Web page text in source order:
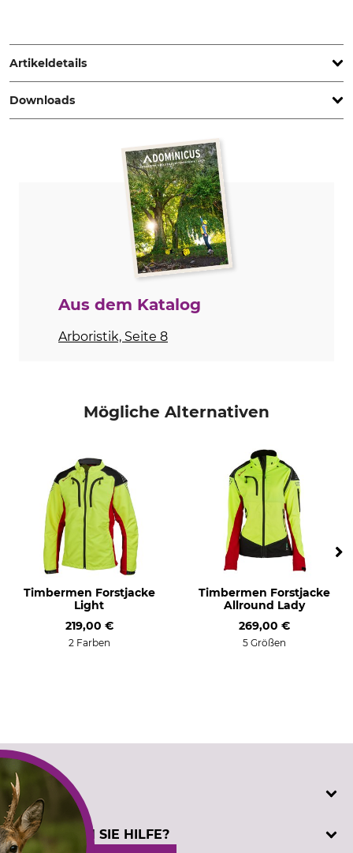
www.grube.de
Artikeldetails
Marke
Timbermen
KWF Profi
Modellbezeichnung
Allround
Futter
100% Polyester
32% Polyamid
Membran
Waschen
Nicht im Wäschetrockner
Nicht bügeln
Nicht trockenreinigen
Herstellung
Made in Portugal
rot-gelb
Konfektionsgröße
Downloads
Zertifikat | Certificate_Timbermen-Allround_92-343-01_92-343-02_92-343-03_de_07022025.pdf
Testbericht | Test-report_Timbermen-Allround_941049_653926_de_en_04022025.pdf
Aus dem Katalog
Arboristik, Seite 8
Mögliche Alternativen
Timbermen Forstjacke
Light
219,00 €
2 Farben
Timbermen Forstjacke
Allround Lady
269,00 €
5 Größen
SERVICE
Katalogbestellung
Kontakt
BENÖTIGEN SIE HILFE?